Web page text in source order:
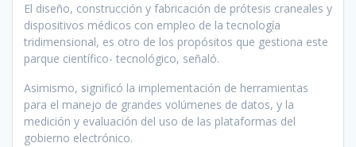
El diseño, construcción y fabricación de prótesis craneales y
dispositivos médicos con empleo de la tecnología
tridimensional, es otro de los propósitos que gestiona este
parque científico- tecnológico, señaló.
Asimismo, significó la implementación de herramientas
para el manejo de grandes volúmenes de datos, y la
medición y evaluación del uso de las plataformas del
gobierno electrónico.